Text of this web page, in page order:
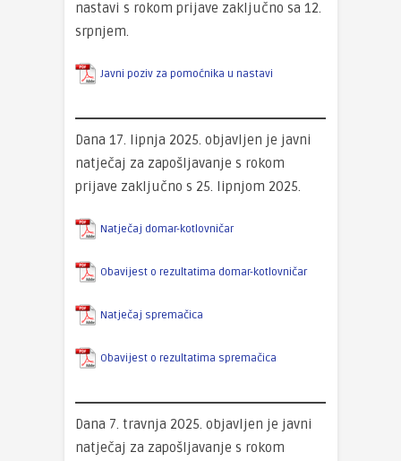
nastavi s rokom prijave zaključno sa 12.
srpnjem.
Javni poziv za pomoćnika u nastavi
Dana 17. lipnja 2025. objavljen je javni
natječaj za zapošljavanje s rokom
prijave zaključno s 25. lipnjom 2025.
Natječaj domar-kotlovničar
Obavijest o rezultatima domar-kotlovničar
Natječaj spremačica
Obavijest o rezultatima spremačica
Dana 7. travnja 2025. objavljen je javni
natječaj za zapošljavanje s rokom